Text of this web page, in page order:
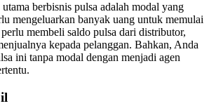
berbisnis pulsa adalah modal yang
mengeluarkan banyak uang untuk memulai
membeli saldo pulsa dari distributor,
kepada pelanggan. Bahkan, Anda
ini tanpa modal dengan menjadi agen